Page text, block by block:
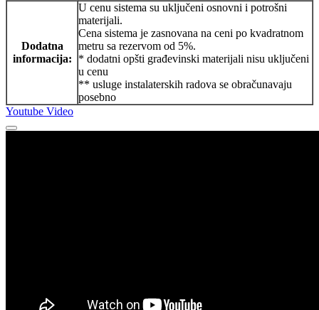
Dodatna
informacija:
U cenu sistema su uključeni osnovni i potrošni
materijali.
Cena sistema je zasnovana na ceni po kvadratnom
metru sa rezervom od 5%.
* dodatni opšti građevinski materijali nisu uključeni
u cenu
** usluge instalaterskih radova se obračunavaju
posebno
Youtube Video